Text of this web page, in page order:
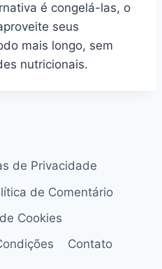
é congelá-las, o
seus
mais longo, sem
nutricionais.
de Privacidade
de Comentário
Cookies
Contato